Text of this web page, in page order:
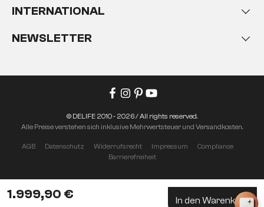
1.999,90 € In den Warenkorb
INTERNATIONAL
NEWSLETTER
AGB Datenschutz Widerrufsrecht Impressum
Compliance
Barrierefreiheit
© DELIFE 2010 - 2026 / All rights reserved.
Alle Preise verstehen sich inklusive Mehrwertsteuer und Versandkosten.